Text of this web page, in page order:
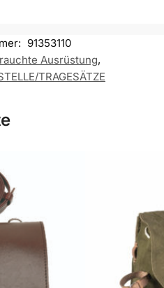
91353110
Ausrüstung,
TRAGESÄTZE